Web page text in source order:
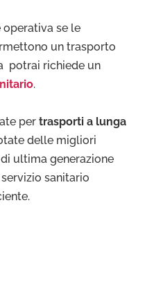
operativa se le
un trasporto
potrai richiede un
.
per trasporti a lunga
delle migliori
ultima generazione
sanitario